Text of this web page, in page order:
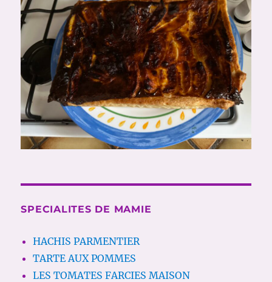
SPECIALITES DE MAMIE
HACHIS PARMENTIER
TARTE AUX POMMES
LES TOMATES FARCIES MAISON